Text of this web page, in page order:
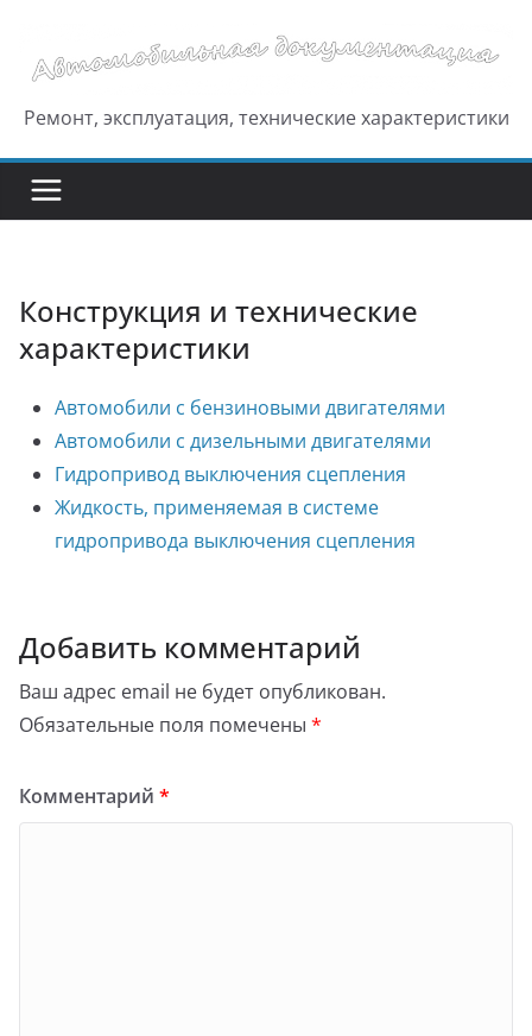
содержимому
Ремонт, эксплуатация, технические характеристики
Конструкция и технические
характеристики
Автомобили с бензиновыми двигателями
Автомобили с дизельными двигателями
Гидропривод выключения сцепления
Жидкость, применяемая в системе
гидропривода выключения сцепления
Добавить комментарий
Ваш адрес email не будет опубликован.
Обязательные поля помечены *
Комментарий *